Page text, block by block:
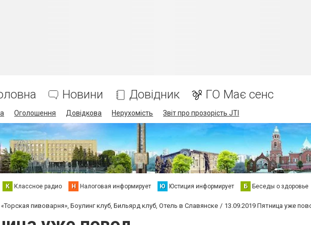
Новини Довідник ГО Має сенс
Оголошення Довідкова Нерухомість Звіт про прозорість JTI
К Классное радио Н Налоговая информирует Ю Юстиция информирует Б Беседы о здоровье
пивоварня», Боулинг клуб, Бильярд клуб, Отель в Славянске 13.09.2019 Пятница уже